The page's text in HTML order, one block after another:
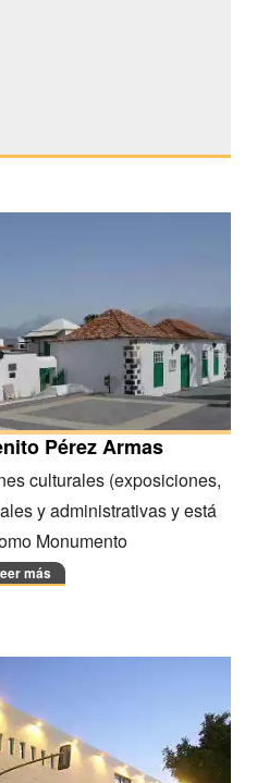
Pérez Armas
culturales (exposiciones,
y administrativas y está
Monumento
más